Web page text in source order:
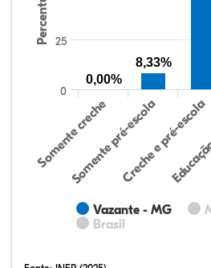
Percentual
Vazante - MG
Brasil
Somente creche
Somente pré-escolaCreche e pré-escola
0
25
0,00%
8,33%